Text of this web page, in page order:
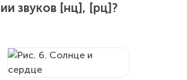
звуков [нц], [рц]?